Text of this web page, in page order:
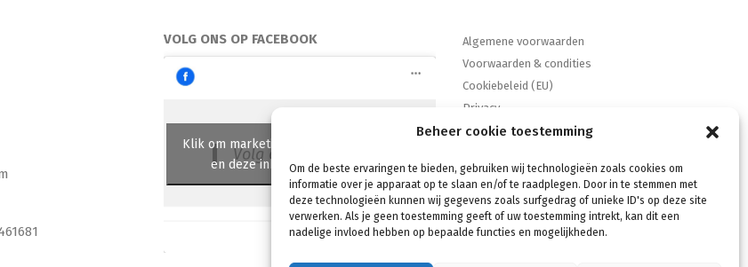
Beheer cookie toestemming
Om de beste ervaringen te bieden, gebruiken wij technologieën zoals cookies om
informatie over je apparaat op te slaan en/of te raadplegen. Door in te stemmen met
deze technologieën kunnen wij gegevens zoals surfgedrag of unieke ID's op deze site
verwerken. Als je geen toestemming geeft of uw toestemming intrekt, kan dit een
nadelige invloed hebben op bepaalde functies en mogelijkheden.
VOLG ONS OP FACEBOOK
Volg ons op Facebook
Klik om marketing cookies te accepteren
en deze inhoud in te schakelen
Algemene voorwaarden
Voorwaarden & condities
Cookiebeleid (EU)
Privacy
Verzenden & Retouren
Winkelmand
Contact